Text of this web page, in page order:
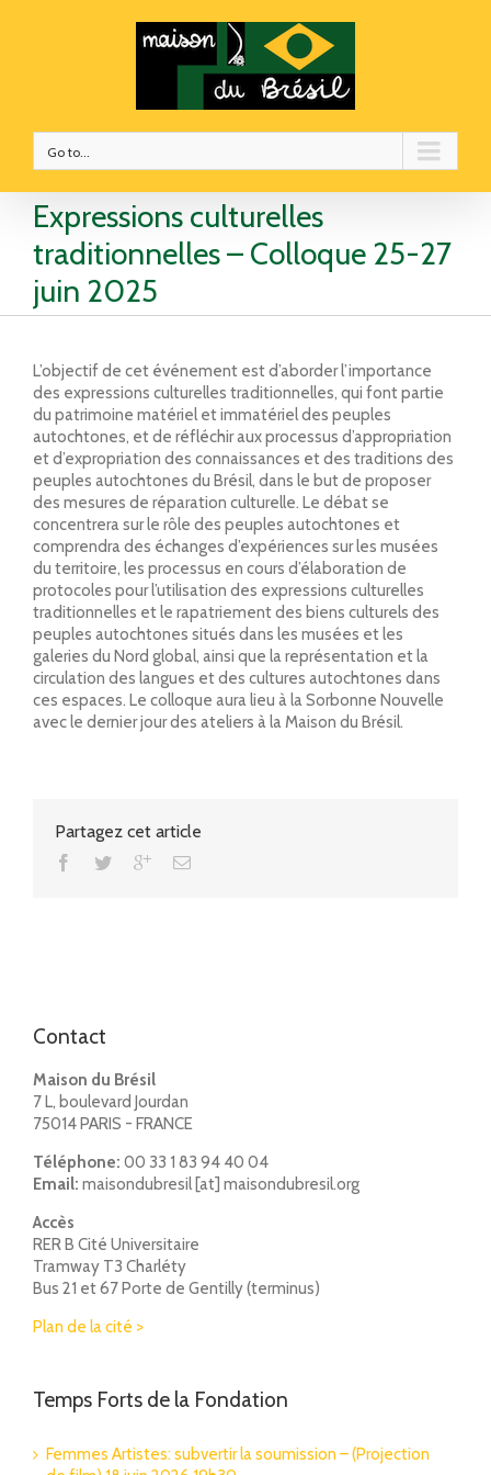
Go to...
Expressions culturelles
traditionnelles – Colloque 25-27
juin 2025
L’objectif de cet événement est d’aborder l’importance
des expressions culturelles traditionnelles, qui font partie
du patrimoine matériel et immatériel des peuples
autochtones, et de réfléchir aux processus d’appropriation
et d’expropriation des connaissances et des traditions des
peuples autochtones du Brésil, dans le but de proposer
des mesures de réparation culturelle. Le débat se
concentrera sur le rôle des peuples autochtones et
comprendra des échanges d’expériences sur les musées
du territoire, les processus en cours d’élaboration de
protocoles pour l’utilisation des expressions culturelles
traditionnelles et le rapatriement des biens culturels des
peuples autochtones situés dans les musées et les
galeries du Nord global, ainsi que la représentation et la
circulation des langues et des cultures autochtones dans
ces espaces. Le colloque aura lieu à la Sorbonne Nouvelle
avec le dernier jour des ateliers à la Maison du Brésil.
Partagez cet article
Contact
Maison du Brésil
7 L, boulevard Jourdan
75014 PARIS - FRANCE
Téléphone: 00 33 1 83 94 40 04
Email: maisondubresil [at] maisondubresil.org
Accès
RER B Cité Universitaire
Tramway T3 Charléty
Bus 21 et 67 Porte de Gentilly (terminus)
Plan de la cité >
Temps Forts de la Fondation
Femmes Artistes: subvertir la soumission – (Projection